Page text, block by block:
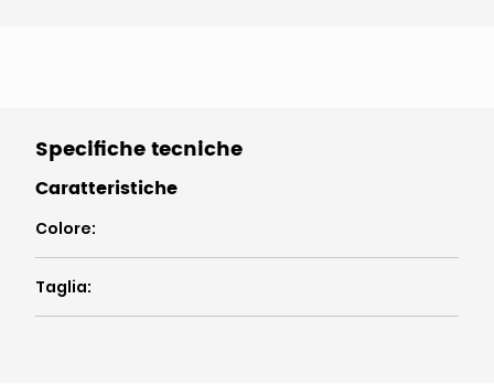
Specifiche tecniche
Caratteristiche
Colore:
Taglia: